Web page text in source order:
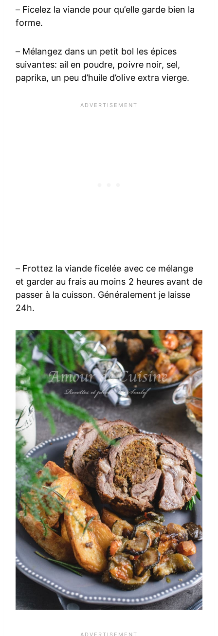
– Ficelez la viande pour qu’elle garde bien la
forme.
– Mélangez dans un petit bol les épices
suivantes: ail en poudre, poivre noir, sel,
paprika, un peu d’huile d’olive extra vierge.
– Frottez la viande ficelée avec ce mélange
et garder au frais au moins 2 heures avant de
passer à la cuisson. Généralement je laisse
24h.